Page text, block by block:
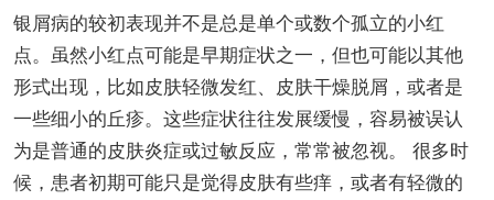
银屑病的较初表现并不是总是单个或数个孤立的小红
点。虽然小红点可能是早期症状之一，但也可能以其他
形式出现，比如皮肤轻微发红、皮肤干燥脱屑，或者是
一些细小的丘疹。这些症状往往发展缓慢，容易被误认
为是普通的皮肤炎症或过敏反应，常常被忽视。 很多时
候，患者初期可能只是觉得皮肤有些痒，或者有轻微的